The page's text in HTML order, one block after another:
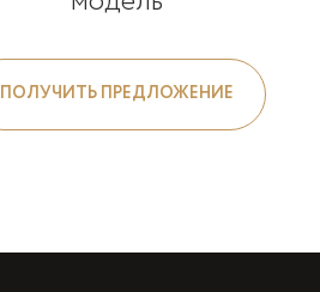
ПОЛУЧИТЬ ПРЕДЛОЖЕНИЕ